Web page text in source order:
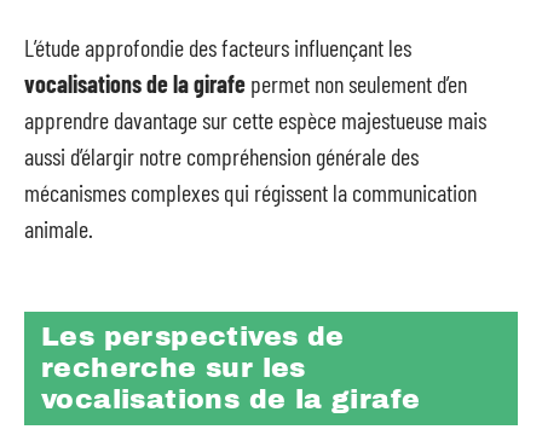
L’étude approfondie des facteurs influençant les
vocalisations de la girafe permet non seulement d’en
apprendre davantage sur cette espèce majestueuse mais
aussi d’élargir notre compréhension générale des
mécanismes complexes qui régissent la communication
animale.
Les perspectives de
recherche sur les
vocalisations de la girafe